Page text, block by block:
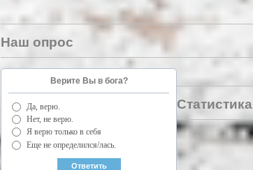
Наш опрос
Верите Вы в бога?
Да, верю.
Нет, не верю.
Я верю только в себя
Еще не определился/лась.
Статистика